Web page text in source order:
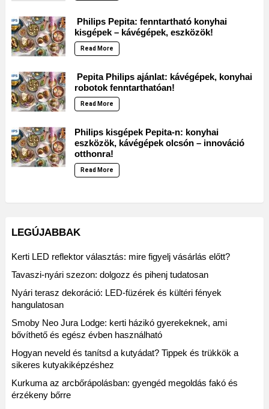
Philips Pepita: fenntartható konyhai
kisgépek – kávégépek, eszközök!
Read More
Pepita Philips ajánlat: kávégépek, konyhai
robotok fenntarthatóan!
Read More
Philips kisgépek Pepita-n: konyhai
eszközök, kávégépek olcsón – innováció
otthonra!
Read More
LEGÚJABBAK
Kerti LED reflektor választás: mire figyelj vásárlás előtt?
Tavaszi-nyári szezon: dolgozz és pihenj tudatosan
Nyári terasz dekoráció: LED-füzérek és kültéri fények
hangulatosan
Smoby Neo Jura Lodge: kerti házikó gyerekeknek, ami
bővíthető és egész évben használható
Hogyan neveld és tanítsd a kutyádat? Tippek és trükkök a
sikeres kutyakiképzéshez
Kurkuma az arcbőrápolásban: gyengéd megoldás fakó és
érzékeny bőrre